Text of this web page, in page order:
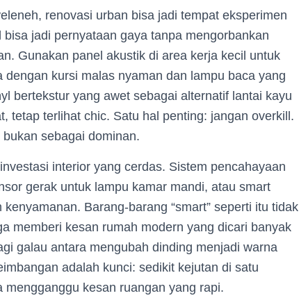
renovasi urban bisa jadi tempat eksperimen
jadi pernyataan gaya tanpa mengorbankan
Gunakan panel akustik di area kerja kecil untuk
kursi malas nyaman dan lampu baca yang
bertekstur yang awet sebagai alternatif lantai kayu
tetap terlihat chic. Satu hal penting: jangan overkill.
sebagai dominan.
interior yang cerdas. Sistem pencahayaan
gerak untuk lampu kamar mandi, atau smart
Barang-barang “smart” seperti itu tidak
memberi kesan rumah modern yang dicari banyak
galau antara mengubah dinding menjadi warna
adalah kunci: sedikit kejutan di satu
kesan ruangan yang rapi.